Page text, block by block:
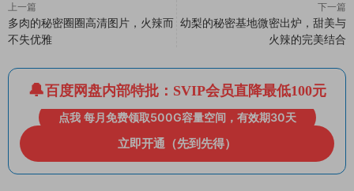
上一篇
多肉的秘密圈圈高清图片，火辣而
不失优雅
下一篇
幼梨的秘密基地微密出炉，甜美与
火辣的完美结合
百度网盘内部特批：SVIP会员直降最低100元
点我 每月免费领取500G容量空间，有效期30天
立即开通（先到先得）